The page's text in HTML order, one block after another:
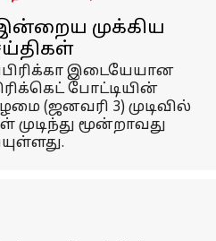
: இன்றைய முக்கிய
இடையேயான
போட்டியின்
(ஜனவரி 3) முடிவில்
மூன்றாவது